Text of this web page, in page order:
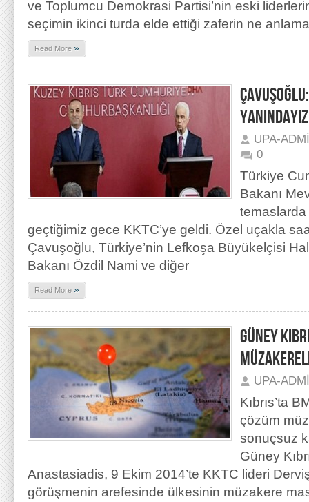
ve Toplumcu Demokrasi Partisi’nin eski
seçimin ikinci turda elde ettiği zaferin ne
Read More »
UPA-
0
Türkiye
Bakanı
geçtiğimiz gece KKTC’ye geldi. Özel uçakla
Çavuşoğlu, Türkiye’nin Lefkoşa Büyükelçisi
Bakanı Özdil Nami ve diğer
Read More »
GÜNEY
UPA-
Kıbrıs’ta
çözüm
sonuçsuz
Güney
Anastasiadis, 9 Ekim 2014’te KKTC lideri
görüşmenin arefesinde ülkesinin müzakere